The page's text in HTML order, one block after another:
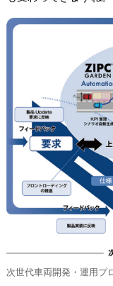
次世代車両開発・運用プ